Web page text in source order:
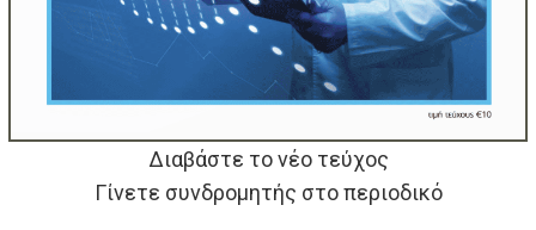
Διαβάστε το νέο τεύχος
Γίνετε συνδρομητής στο περιοδικό